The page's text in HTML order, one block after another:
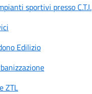
sportivi presso C.T.I.
Edilizio
ZTL